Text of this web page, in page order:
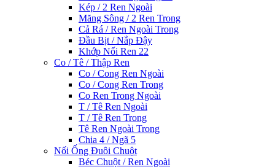
Kép / 2 Ren Ngoài
Măng Sông / 2 Ren Trong
Cả Rá / Ren Ngoài Trong
Đầu Bịt / Nắp Đậy
Khớp Nối Ren 22
Co / Tê / Thập Ren
Co / Cong Ren Ngoài
Co / Cong Ren Trong
Co Ren Trong Ngoài
T / Tê Ren Ngoài
T / Tê Ren Trong
Tê Ren Ngoài Trong
Chia 4 / Ngã 5
Nối Ống Đuôi Chuột
Béc Chuột / Ren Ngoài